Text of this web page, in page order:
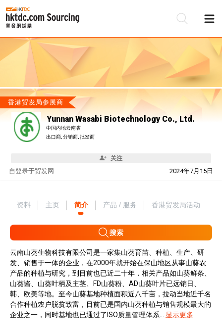
香港贸发局参展商
Yunnan Wasabi Biotechnology Co., Ltd.
中国内地云南省
出口商, 分销商, 批发商
关注
自 2024年7月15日
登录于贸发网
资料 主页 简介 产品 / 服务 香港贸发局活动
搜索
云南山葵生物科技有限公司是一家集山葵育苗、种植、生产、研
发、销售于一体的企业，在2000年就开始在保山地区从事山葵农
产品的种植与研究，到目前也已近二十年，相关产品如山葵鲜条、
山葵酱、山葵叶柄及主茎、FD山葵粉、AD山葵叶片已远销日、
韩、欧美等地。至今山葵基地种植面积近八千亩，拉动当地近千名
合作种植农户脱贫致富，目前已是国内山葵种植与销售规模最大的
企业之一，同时基地也已通过了ISO质量管理体系...
显示更多